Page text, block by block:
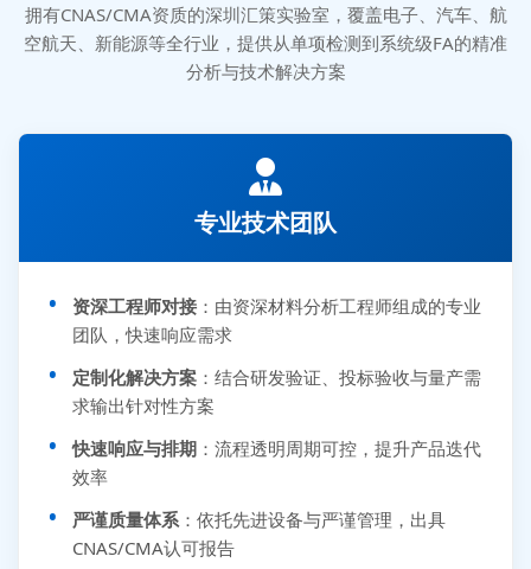
拥有CNAS/CMA资质的深圳汇策实验室，覆盖电子、汽车、航
空航天、新能源等全行业，提供从单项检测到系统级FA的精准
分析与技术解决方案
专业技术团队
资深工程师对接 ：由资深材料分析工程师组成的专业
团队，快速响应需求
定制化解决方案 ：结合研发验证、投标验收与量产需
求输出针对性方案
快速响应与排期 ：流程透明周期可控，提升产品迭代
效率
严谨质量体系 ：依托先进设备与严谨管理，出具
CNAS/CMA认可报告